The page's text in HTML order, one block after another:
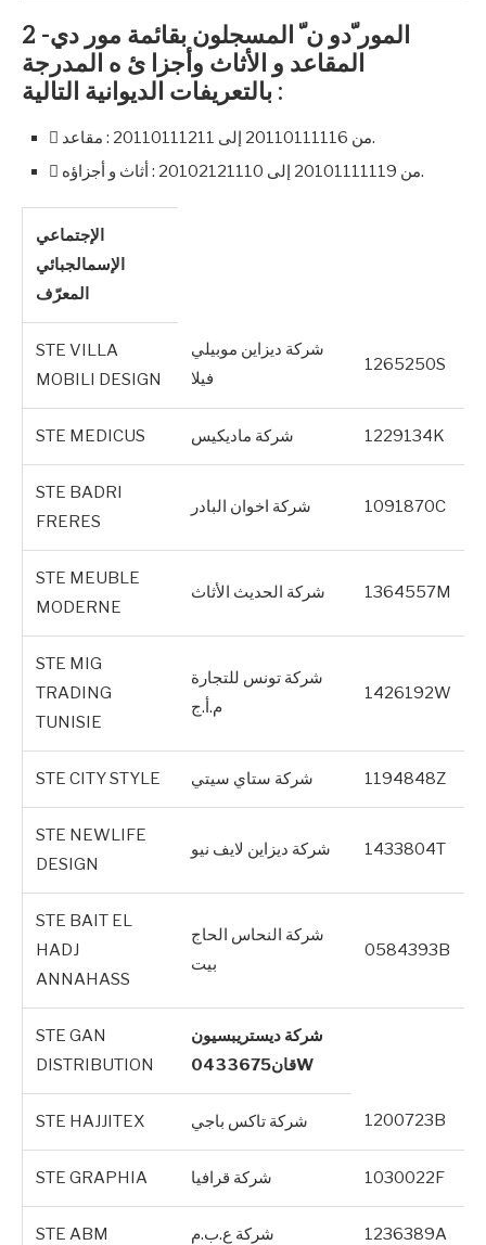
2 -المور ّدو ن ّ المسجلون بقائمة مور دي
المقاعد و الأثاث وأجزا ئ ه المدرجة
بالتعريفات الديوانية التالية :
 من 20110111116 إلى 20110111211 : مقاعد.
 من 20101111119 إلى 20102121110 : أثاث و أجزاؤه.
الإجتماعي
الإسمالجبائي
المعرّف
STE VILLA
MOBILI DESIGN
شركة ديزاين موبيلي
فيلا
1265250S
STE MEDICUS شركة ماديكيس 1229134K
STE BADRI
FRERES
شركة اخوان البادر 1091870C
STE MEUBLE
MODERNE
شركة الحديث الأثاث 1364557M
STE MIG
TRADING
TUNISIE
شركة تونس للتجارة
م.أ.ج
1426192W
STE CITY STYLE شركة ستاي سيتي 1194848Z
STE NEWLIFE
DESIGN
شركة ديزاين لايف نيو 1433804T
STE BAIT EL
HADJ
ANNAHASS
شركة النحاس الحاج
بيت
0584393B
STE GAN
DISTRIBUTION
شركة ديستريبسيون
قان0433675W
STE HAJJITEX شركة تاكس باجي 1200723B
STE GRAPHIA شركة قرافيا 1030022F
STE ABM شركة ع.ب.م 1236389A